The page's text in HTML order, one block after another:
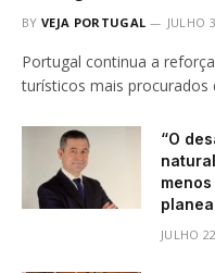
BY VEJA PORTUGAL JULHO
Portugal continua a
turísticos mais procurados
“O
JULHO